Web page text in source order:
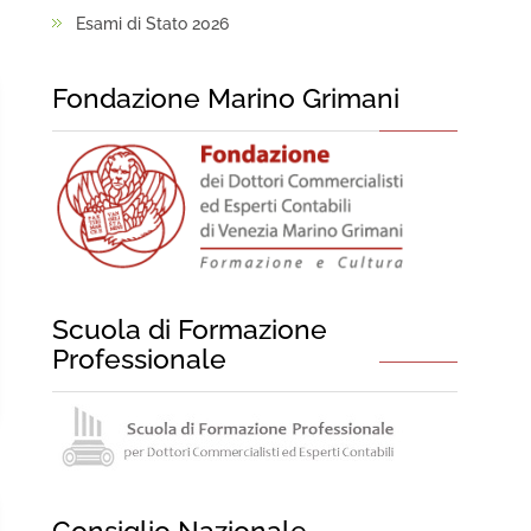
Esami di Stato 2026
Fondazione Marino Grimani
Scuola di Formazione
Professionale